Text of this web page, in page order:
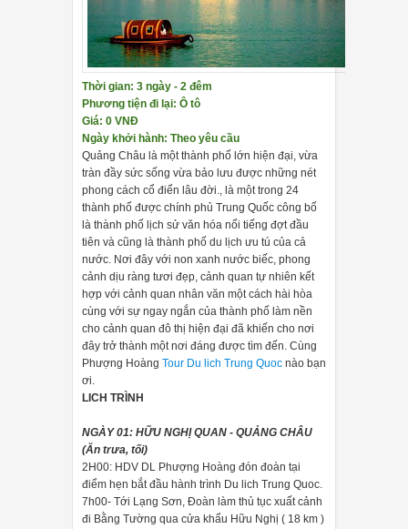
Thời gian: 3 ngày - 2 đêm
Phương tiện đi lại: Ô tô
Giá: 0 VNĐ
Ngày khởi hành: Theo yêu cầu
Quảng Châu là một thành phố lớn hiện đại, vừa
tràn đầy sức sống vừa bảo lưu được những nét
phong cách cổ điển lâu đời., là một trong 24
thành phố được chính phủ Trung Quốc công bố
là thành phố lịch sử văn hóa nổi tiếng đợt đầu
tiên và cũng là thành phố du lịch ưu tú của cả
nước. Nơi đây với non xanh nước biếc, phong
cảnh dịu ràng tươi đẹp, cảnh quan tự nhiên kết
hợp với cảnh quan nhân văn một cách hài hòa
cùng với sự ngay ngắn của thành phố làm nền
cho cảnh quan đô thị hiện đại đã khiến cho nơi
đây trở thành một nơi đáng được tìm đến. Cùng
Phượng Hoàng Tour Du lich Trung Quoc nào bạn
ơi.
LICH TRÌNH
NGÀY 01: HỮU NGHỊ QUAN - QUẢNG CHÂU
(Ăn trưa, tối)
2H00: HDV DL Phượng Hoàng đón đoàn tại
điểm hẹn bắt đầu hành trình Du lich Trung Quoc.
7h00- Tới Lạng Sơn, Đoàn làm thủ tục xuất cảnh
đi Bằng Tường qua cửa khẩu Hữu Nghị ( 18 km )